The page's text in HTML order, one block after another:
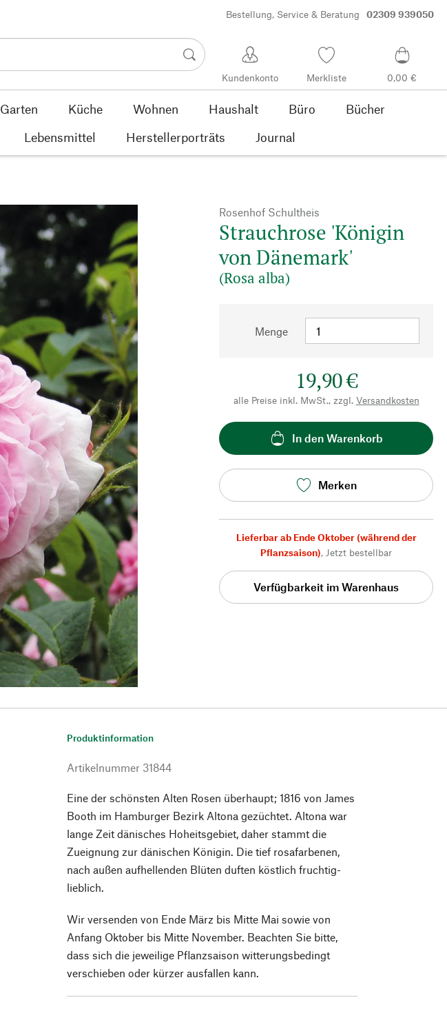
Bestellung, Service & Beratung 02309 939050
Kundenkonto Merkliste 0,00 €
Garten Küche Wohnen Haushalt Büro
Bücher
Lebensmittel Herstellerporträts Journal
Rosenhof Schultheis
Strauchrose 'Königin
von Dänemark'
(Rosa alba)
Menge
19,90 €
alle Preise inkl. MwSt., zzgl. Versandkosten
In den Warenkorb
Merken
Lieferbar ab Ende Oktober (während der
Pflanzsaison), Jetzt bestellbar
Verfügbarkeit im Warenhaus
Produktinformation
Artikelnummer 31844
Eine der schönsten Alten Rosen überhaupt; 1816 von James
Booth im Hamburger Bezirk Altona gezüchtet. Altona war
lange Zeit dänisches Hoheitsgebiet, daher stammt die
Zueignung zur dänischen Königin. Die tief rosafarbenen,
nach außen aufhellenden Blüten duften köstlich fruchtig-
lieblich.
Wir versenden von Ende März bis Mitte Mai sowie von
Anfang Oktober bis Mitte November. Beachten Sie bitte,
dass sich die jeweilige Pflanzsaison witterungsbedingt
verschieben oder kürzer ausfallen kann.